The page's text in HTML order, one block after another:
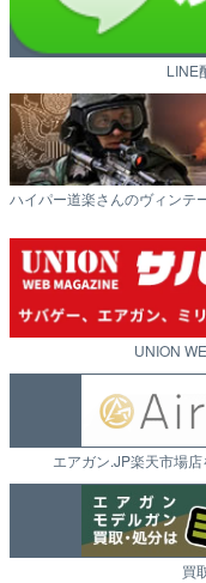
LINE
ハイパー道楽さんのヴィンテ
UNION
エアガン.JP楽天市場
買